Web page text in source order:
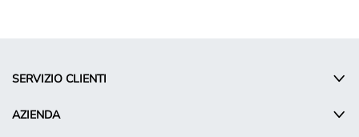
SERVIZIO CLIENTI
AZIENDA